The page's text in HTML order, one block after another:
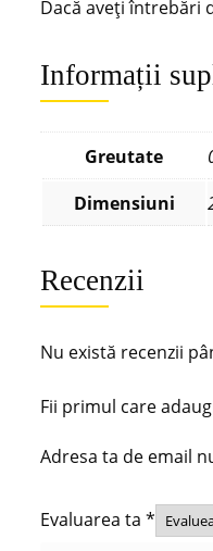
Dacă aveți întrebări
Informații
Greutate
Dimensiuni
Recenzii
Nu există recenzii
Fii primul care
Adresa ta de email
Evaluarea ta *